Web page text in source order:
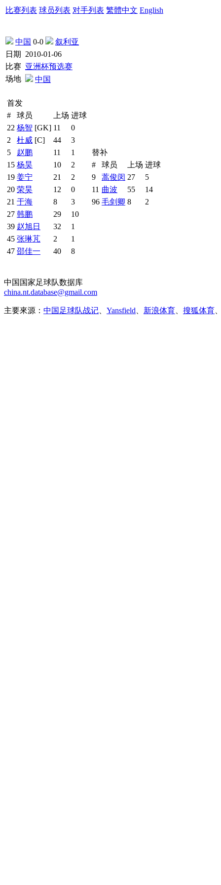
比赛列表 球员列表 对手列表 繁體中文 English
中国 0-0
叙利亚
日期
2010-01-06
比赛 亚洲杯预选赛
场地
中国
首发
#
球员 上场 进球
22 杨智 [GK] 11
0
2
杜威 [C] 44
3
5
赵鹏 11
1
15 杨昊 10
2
19 姜宁 21
2
20 荣昊 12
0
21 于海 8
3
27 韩鹏 29
10
39 赵旭日 32
1
45 张琳芃 2
1
47 邵佳一 40 8
替补
#
球员 上场 进球
9
蒿俊闵 27
5
11 曲波 55
14
96 毛剑卿 8 2
中国国家足球队数据库
china.nt.database@gmail.com
主要來源： 中国足球队战记 Yansfield 新浪体育 搜狐体育